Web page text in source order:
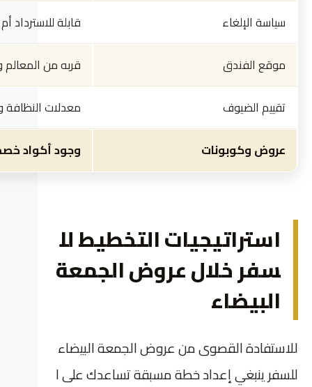
سياسة الإلغاء قابلة للاسترداد
موقع الفندق قربه من
تقييم الضيوف معدلات النظافة
عروض وكوبونات وجود أكواد
استراتيجيات التخطيط لل
سفر خلال عروض الجمعة
البيضاء
للاستفادة القصوى من عروض الجمعة البيضاء
للسفر ينبغي إعداد خطة مسبقة تساعدك على ا